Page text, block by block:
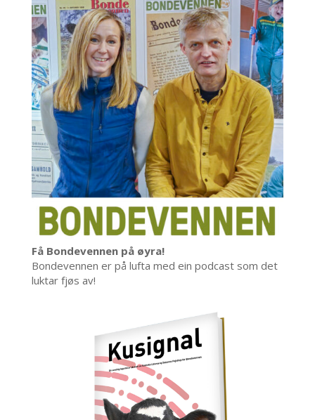
Få Bondevennen på øyra!
Bondevennen er på lufta med ein podcast som det
luktar fjøs av!